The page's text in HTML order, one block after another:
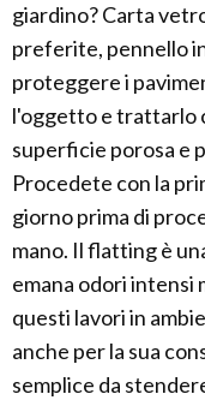
giardino? Carta
preferite, pennello
proteggere i
l'oggetto e trattarlo
superficie porosa e
Procedete con la
giorno prima di
mano. Il flatting è
emana odori intensi
questi lavori in
anche per la sua
semplice da